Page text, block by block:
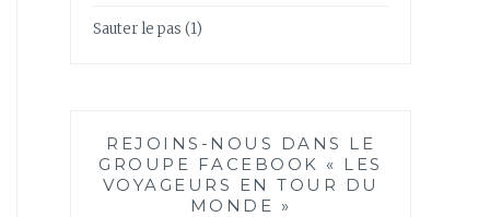
Sauter le pas (1)
REJOINS-NOUS DANS LE
GROUPE FACEBOOK « LES
VOYAGEURS EN TOUR DU
MONDE »